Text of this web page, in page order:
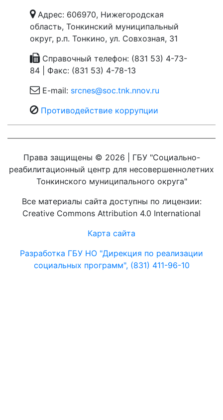
Адрес: 606970, Нижегородская
область, Тонкинский муниципальный
округ, р.п. Тонкино, ул. Совхозная, 31
Справочный телефон: (831 53) 4-73-
84 | Факс: (831 53) 4-78-13
E-mail: srcnes@soc.tnk.nnov.ru
Противодействие коррупции
Права защищены © 2026 | ГБУ "Социально-
реабилитационный центр для несовершеннолетних
Тонкинского муниципального округа"
Все материалы сайта доступны по лицензии:
Creative Commons Attribution 4.0 International
Карта сайта
Разработка ГБУ НО "Дирекция по реализации
социальных программ", (831) 411-96-10